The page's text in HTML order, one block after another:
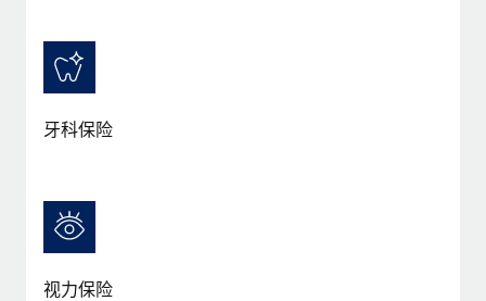
防范合规风险
在全球范围内配置和跟踪 IT 设备
快速建立合规实体
人员调配与搬迁
博客
EOR compliance
了解更多
牙科保险
视力保险